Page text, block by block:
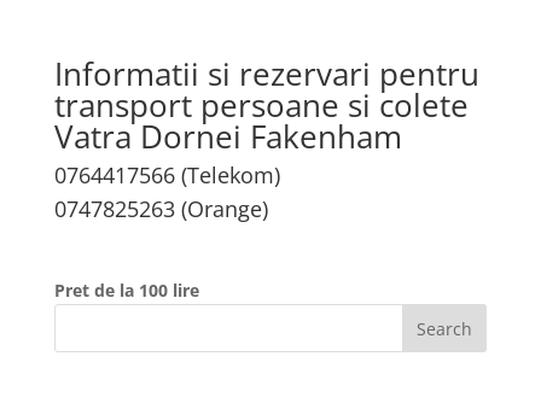
Informatii si rezervari pentru
transport persoane si colete
Vatra Dornei Fakenham
0764417566 (Telekom)
0747825263 (Orange)
Pret de la 100 lire